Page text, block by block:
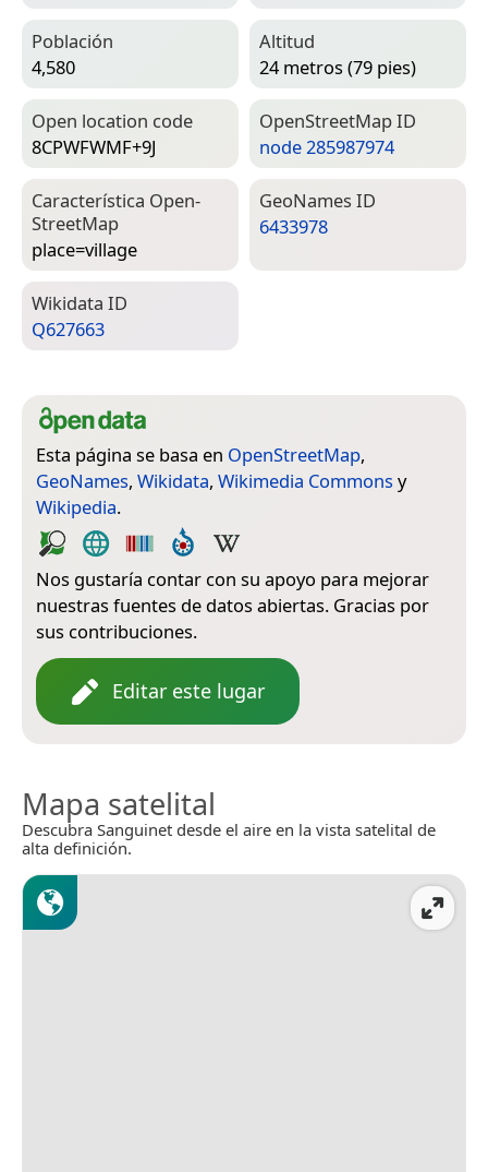
Población
4,580
Altitud
24 metros (79 pies)
Open location code
8CPWFWMF+9J
Open­Street­Map ID
node 285987974
Característica Open­
Street­Map
place=­village
Geo­Names ID
6433978
Wiki­data ID
Q627663
Esta página se basa en OpenStreetMap,
GeoNames, Wikidata, Wikimedia Commons y
Wikipedia.
Nos gustaría contar con su apoyo para mejorar
nuestras fuentes de datos abiertas. Gracias por
sus contribuciones.
Editar este lugar
Mapa satelital
Descubra Sanguinet desde el aire en la vista satelital de
alta definición.